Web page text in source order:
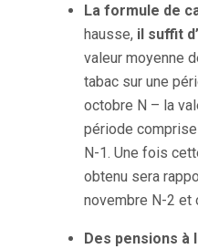
La formule de
hausse, il suffit
valeur moyenne
tabac sur une
octobre N – la
période
N-1. Une fois
obtenu sera
novembre N-2 et
Des pensions à